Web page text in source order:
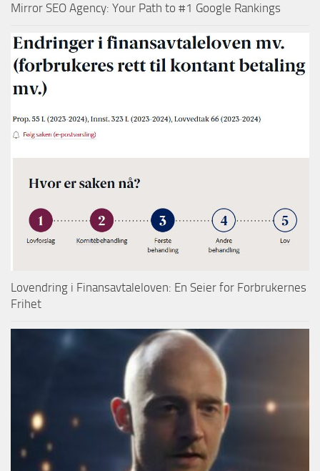
Mirror SEO Agency: Your Path to #1 Google Rankings
Lovendring i Finansavtaleloven: En Seier for Forbrukernes
Frihet